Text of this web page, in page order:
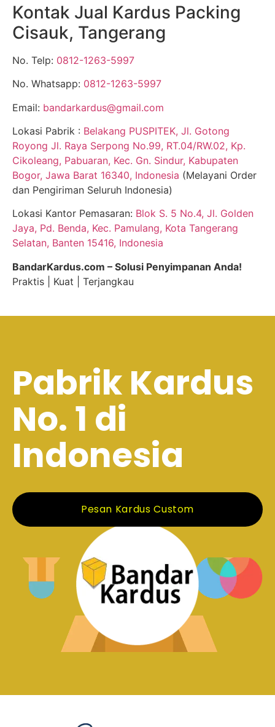
Kontak Jual Kardus Packing
Cisauk, Tangerang
No. Telp: 0812-1263-5997
No. Whatsapp: 0812-1263-5997
Email: bandarkardus@gmail.com
Lokasi Pabrik : Belakang PUSPITEK, Jl. Gotong
Royong Jl. Raya Serpong No.99, RT.04/RW.02, Kp.
Cikoleang, Pabuaran, Kec. Gn. Sindur, Kabupaten
Bogor, Jawa Barat 16340, Indonesia (Melayani Order
dan Pengiriman Seluruh Indonesia)
Lokasi Kantor Pemasaran: Blok S. 5 No.4, Jl. Golden
Jaya, Pd. Benda, Kec. Pamulang, Kota Tangerang
Selatan, Banten 15416, Indonesia
BandarKardus.com – Solusi Penyimpanan Anda!
Praktis | Kuat | Terjangkau
Pabrik Kardus
No. 1 di
Indonesia
Pesan Kardus Custom